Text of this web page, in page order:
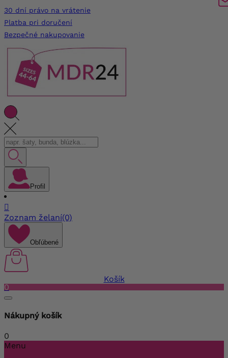
30 dní právo na vrátenie
Platba pri doručení
Bezpečné nakupovanie
Profil

Zoznam želaní(0)
Obľúbené
Košík
0
Nákupný košík
0
Menu